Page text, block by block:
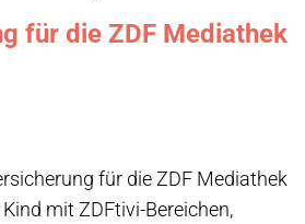
für die ZDF Mediathek
für die ZDF Mediathek
mit ZDFtivi-Bereichen,